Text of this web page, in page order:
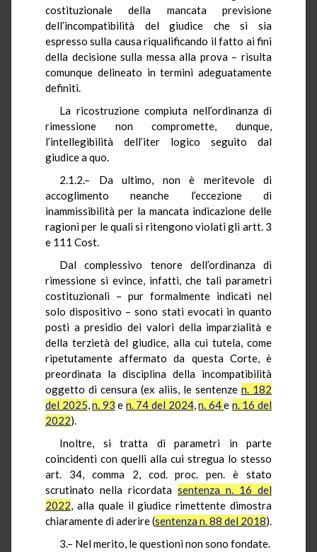
costituzionale della mancata previsione
dell’incompatibilità del giudice che si sia
espresso sulla causa riqualificando il fatto ai fini
della decisione sulla messa alla prova – risulta
comunque delineato in termini adeguatamente
definiti.
La ricostruzione compiuta nell’ordinanza di
rimessione non compromette, dunque,
l’intellegibilità dell’iter logico seguito dal
giudice a quo.
2.1.2.– Da ultimo, non è meritevole di
accoglimento neanche l’eccezione di
inammissibilità per la mancata indicazione delle
ragioni per le quali si ritengono violati gli artt. 3
e 111 Cost.
Dal complessivo tenore dell’ordinanza di
rimessione si evince, infatti, che tali parametri
costituzionali – pur formalmente indicati nel
solo dispositivo – sono stati evocati in quanto
posti a presidio dei valori della imparzialità e
della terzietà del giudice, alla cui tutela, come
ripetutamente affermato da questa Corte, è
preordinata la disciplina della incompatibilità
oggetto di censura (ex aliis, le sentenze n. 182
del 2025,n. 93 e n. 74 del 2024,n. 64e n. 16 del
2022).
Inoltre, si tratta di parametri in parte
coincidenti con quelli alla cui stregua lo stesso
art. 34, comma 2, cod. proc. pen. è stato
scrutinato nella ricordata sentenza n. 16 del
2022, alla quale il giudice rimettente dimostra
chiaramente di aderire (sentenza n. 88 del 2018).
3.– Nel merito, le questioni non sono fondate.